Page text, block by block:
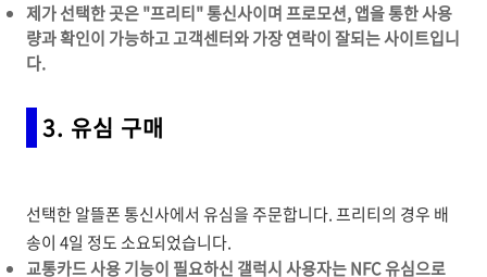
제가 선택한 곳은 "프리티" 통신사이며 프로모션, 앱을 통한 사용
량과 확인이 가능하고 고객센터와 가장 연락이 잘되는 사이트입니
다.
3. 유심 구매
선택한 알뜰폰 통신사에서 유심을 주문합니다. 프리티의 경우 배
송이 4일 정도 소요되었습니다.
교통카드 사용 기능이 필요하신 갤럭시 사용자는 NFC 유심으로